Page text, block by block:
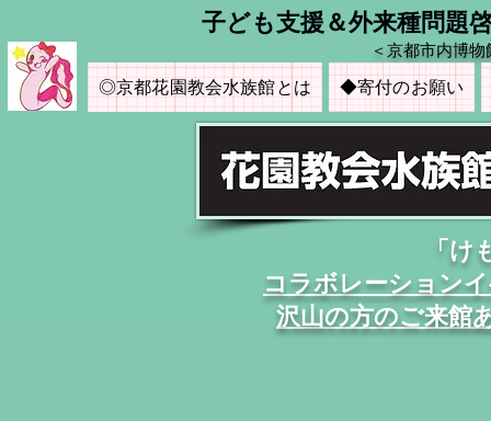
子ども支援＆外来種問題
＜京都市内博
◎京都花園教会水族館とは ◆寄付のお願い
「
コラボレーション
沢山の方のご来館